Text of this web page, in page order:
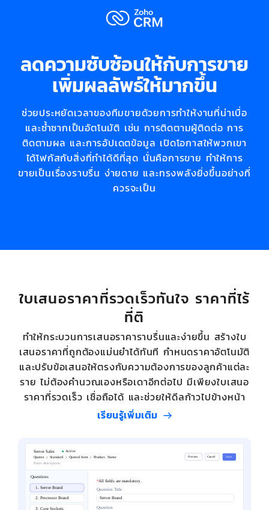
ลดความซับซ้อนให้กับการขาย
เพิ่มผลลัพธ์ให้มากขึ้น
ช่วยประหยัดเวลาของทีมขายด้วยการทำให้งานที่น่าเบื่อ
และซ้ำซากเป็นอัตโนมัติ เช่น การติดตามผู้ติดต่อ การ
ติดตามผล และการอัปเดตข้อมูล เปิดโอกาสให้พวกเขา
ได้โฟกัสกับสิ่งที่ทำได้ดีที่สุด นั่นคือการขาย ทำให้การ
ขายเป็นเรื่องราบรื่น ง่ายดาย และทรงพลังยิ่งขึ้นอย่างที่
ควรจะเป็น
ใบเสนอราคาที่รวดเร็วทันใจ ราคาที่ไร้
ที่ติ
ทำให้กระบวนการเสนอราคาราบรื่นและง่ายขึ้น สร้างใบ
เสนอราคาที่ถูกต้องแม่นยำได้ทันที กำหนดราคาอัตโนมัติ
และปรับข้อเสนอให้ตรงกับความต้องการของลูกค้าแต่ละ
ราย ไม่ต้องคำนวณเองหรือเดาอีกต่อไป มีเพียงใบเสนอ
ราคาที่รวดเร็ว เชื่อถือได้ และช่วยให้ดีลก้าวไปข้างหน้า
เรียนรู้เพิ่มเติม